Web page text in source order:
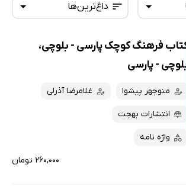
داغ‌ترین‌ها
تازه‌ها
پرفروش‌ها
پربحث‌ها
فرهنگ کوچک پارسی - بلوچی،
- پارسی
منوچهر پیشوا غلامرضا آذرلی
انتشارات بهجت
واژه نامه
۲۶۰,۰۰۰ تومان